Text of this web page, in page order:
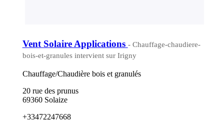
Vent Solaire Applications - Chauffage-chaudiere-
bois-et-granules intervient sur Irigny
Chauffage/Chaudière bois et granulés
20 rue des prunus
69360 Solaize
+33472247668